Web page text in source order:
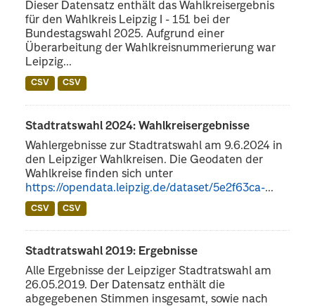
Dieser Datensatz enthält das Wahlkreisergebnis
für den Wahlkreis Leipzig I - 151 bei der
Bundestagswahl 2025. Aufgrund einer
Überarbeitung der Wahlkreisnummerierung war
Leipzig...
CSV CSV
Stadtratswahl 2024: Wahlkreisergebnisse
Wahlergebnisse zur Stadtratswahl am 9.6.2024 in
den Leipziger Wahlkreisen. Die Geodaten der
Wahlkreise finden sich unter
https://opendata.leipzig.de/dataset/5e2f63ca-...
CSV CSV
Stadtratswahl 2019: Ergebnisse
Alle Ergebnisse der Leipziger Stadtratswahl am
26.05.2019. Der Datensatz enthält die
abgegebenen Stimmen insgesamt, sowie nach